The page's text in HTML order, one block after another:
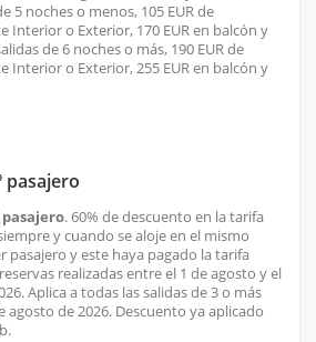
5 noches o menos, 105 EUR de
Interior o Exterior, 170 EUR en balcón y
de 6 noches o más, 190 EUR de
Interior o Exterior, 255 EUR en balcón y
pasajero
pasajero. 60% de descuento en la tarifa
y cuando se aloje en el mismo
pasajero y este haya pagado la tarifa
realizadas entre el 1 de agosto y el
Aplica a todas las salidas de 3 o más
agosto de 2026. Descuento ya aplicado